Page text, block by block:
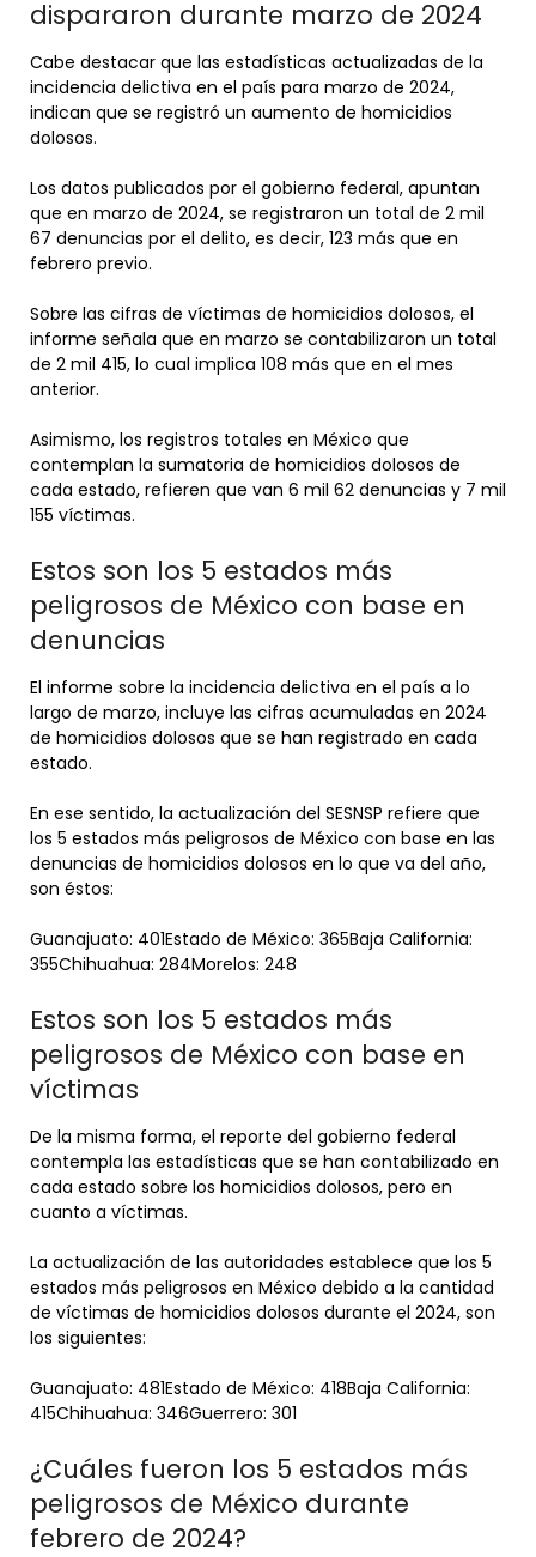
dispararon durante marzo de 2024
Cabe destacar que las estadísticas actualizadas de la
incidencia delictiva en el país para marzo de 2024,
indican que se registró un aumento de homicidios
dolosos.
Los datos publicados por el gobierno federal, apuntan
que en marzo de 2024, se registraron un total de 2 mil
67 denuncias por el delito, es decir, 123 más que en
febrero previo.
Sobre las cifras de víctimas de homicidios dolosos, el
informe señala que en marzo se contabilizaron un total
de 2 mil 415, lo cual implica 108 más que en el mes
anterior.
Asimismo, los registros totales en México que
contemplan la sumatoria de homicidios dolosos de
cada estado, refieren que van 6 mil 62 denuncias y 7 mil
155 víctimas.
Estos son los 5 estados más
peligrosos de México con base en
denuncias
El informe sobre la incidencia delictiva en el país a lo
largo de marzo, incluye las cifras acumuladas en 2024
de homicidios dolosos que se han registrado en cada
estado.
En ese sentido, la actualización del SESNSP refiere que
los 5 estados más peligrosos de México con base en las
denuncias de homicidios dolosos en lo que va del año,
son éstos:
Guanajuato: 401Estado de México: 365Baja California:
355Chihuahua: 284Morelos: 248
Estos son los 5 estados más
peligrosos de México con base en
víctimas
De la misma forma, el reporte del gobierno federal
contempla las estadísticas que se han contabilizado en
cada estado sobre los homicidios dolosos, pero en
cuanto a víctimas.
La actualización de las autoridades establece que los 5
estados más peligrosos en México debido a la cantidad
de víctimas de homicidios dolosos durante el 2024, son
los siguientes:
Guanajuato: 481Estado de México: 418Baja California:
415Chihuahua: 346Guerrero: 301
¿Cuáles fueron los 5 estados más
peligrosos de México durante
febrero de 2024?